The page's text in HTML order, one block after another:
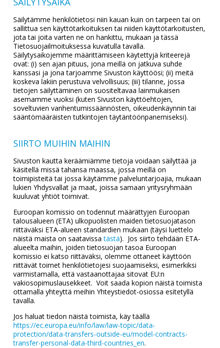
Säilytämme henkilötietosi niin kauan kuin on tarpeen tai on
sallittua sen käyttötarkoituksen tai niiden käyttötarkoitusten,
jota tai joita varten ne on hankittu, mukaan ja tässä
Tietosuojailmoituksessa kuvatulla tavalla.
Säilytysaikojemme määrittämiseen käytettyjä kriteerejä
ovat: (i) sen ajan pituus, jona meillä on jatkuva suhde
kanssasi ja jona tarjoamme Sivuston käyttöösi; (ii) meitä
koskeva lakiin perustuva velvollisuus; (iii) tilanne, jossa
tietojen säilyttäminen on suositeltavaa lainmukaisen
asemamme vuoksi (kuten Sivuston käyttöehtojen,
soveltuvien vanhentumissäännösten, oikeudenkäynnin tai
sääntömääräisten tutkintojen täytäntöönpanemiseksi).
SIIRTO MUIHIN MAIHIN
Sivuston kautta keräämiämme tietoja voidaan säilyttää ja
käsitellä missä tahansa maassa, jossa meillä on
toimipisteitä tai jossa käytämme palveluntarjoajia, mukaan
lukien Yhdysvallat ja maat, joissa samaan yritysryhmään
kuuluvat yhtiöt toimivat.
Euroopan komissio on todennut määrättyjen Euroopan
talousalueen (ETA) ulkopuolisten maiden tietosuojatason
riittäväksi ETA-alueen standardien mukaan (täysi luettelo
näistä maista on saatavissatästä). Jos siirto tehdään ETA-
alueelta maihin, joiden tietosuojan tasoa Euroopan
komissio ei katso riittäväksi, olemme ottaneet käyttöön
riittävät toimet henkilötietojesi suojaamiseksi, esimerkiksi
varmistamalla, että vastaanottajaa sitovat EU:n
vakiosopimuslausekkeet. Voit saada kopion näistä toimista
ottamalla yhteyttä meihin Yhteystiedot-osiossa esitetyllä
tavalla.
Jos haluat tiedon näistä toimista, käy täällä
https://ec.europa.eu/info/law/law-topic/data-
protection/data-transfers-outside-eu/model-contracts-
transfer-personal-data-third-countries_en.